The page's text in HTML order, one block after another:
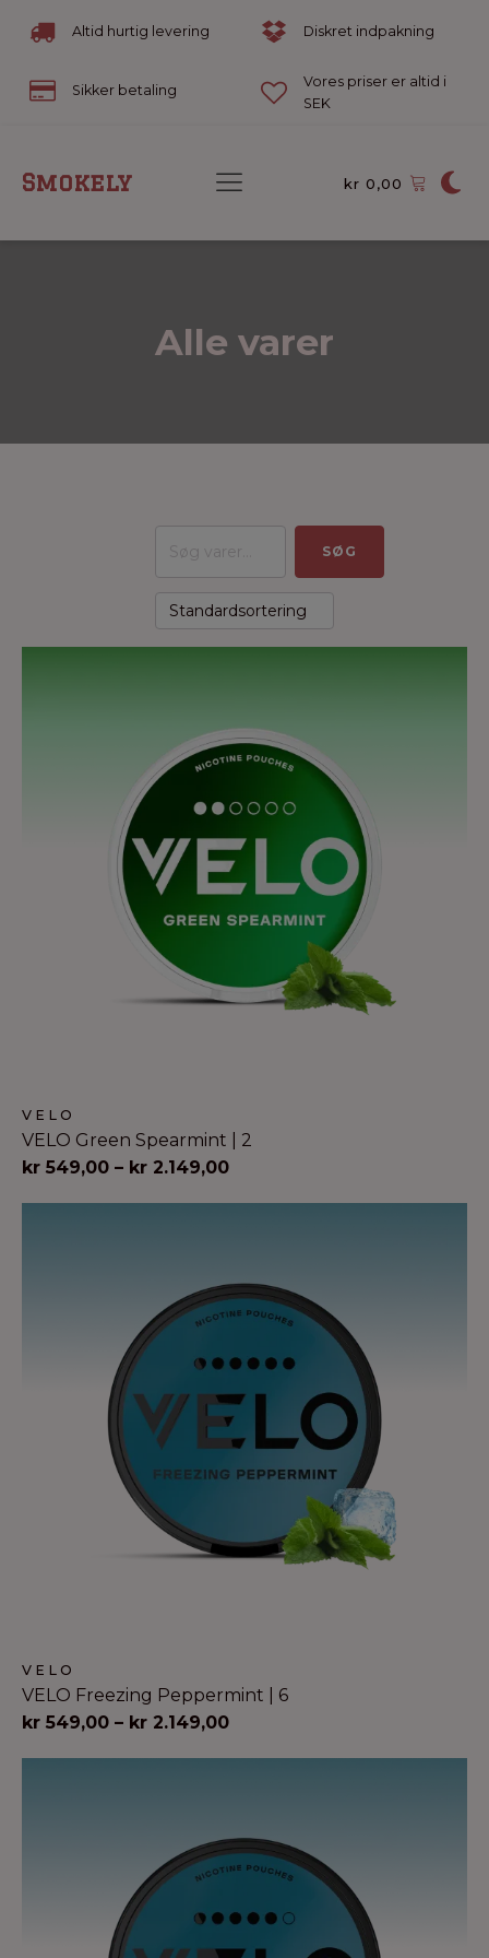
Altid hurtig levering Diskret indpakning
Sikker betaling
Vores priser er altid i
SEK
Smokely kr 0,00
Alle varer
Søg
SØG
VELO
VELO Green Spearmint | 2
kr 549,00 – kr 2.149,00Prisinterval:
VELO
VELO Freezing Peppermint | 6
kr 549,00 – kr 2.149,00Prisinterval: